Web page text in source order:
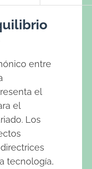
entre
el
el
Los
tecnología,